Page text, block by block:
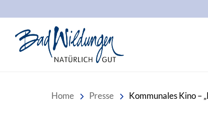
Home Presse Kommunales Kino –